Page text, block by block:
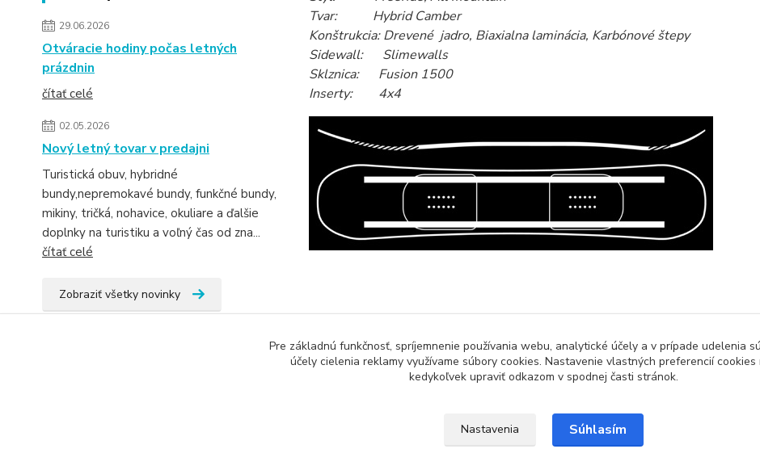
29.06.2026
Otváracie hodiny počas letných
prázdnin
čítať celé
02.05.2026
Nový letný tovar v predajni
Turistická obuv, hybridné
bundy,nepremokavé bundy, funkčné bundy,
mikiny, tričká, nohavice, okuliare a ďalšie
doplnky na turistiku a voľný čas od zna...
čítať celé
Zobraziť všetky novinky
Tvar: Hybrid Camber
Konštrukcia: Drevené jadro, Biaxialna laminácia, Karbónové štepy
Sidewall: Slimewalls
Sklznica: Fusion 1500
Inserty:
Tovar zaradený v kategóriách
Pre základnú funkčnosť, spríjemnenie používania webu, analytické účely a v prípade udelenia
účely cielenia reklamy využívame súbory cookies. Nastavenie vlastných preferencií cookies
kedykoľvek upraviť odkazom v spodnej časti stránok.
Nastavenia Súhlasím